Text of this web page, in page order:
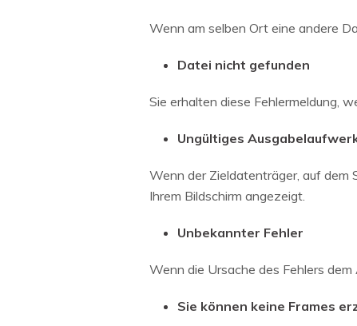
Wenn am selben Ort eine andere
Datei nicht gefunden
Sie erhalten diese Fehlermeldung,
Ungültiges
Wenn der Zieldatenträger, auf dem
Ihrem Bildschirm angezeigt.
Unbekannter Fehler
Wenn die Ursache des Fehlers
Sie können keine Frames